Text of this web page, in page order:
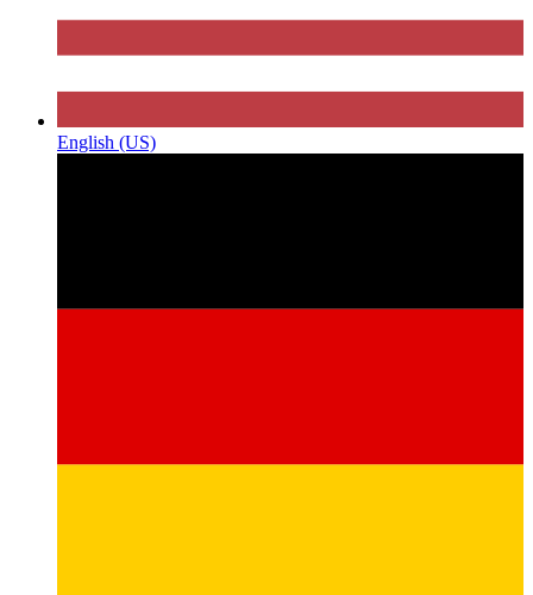
English (US)